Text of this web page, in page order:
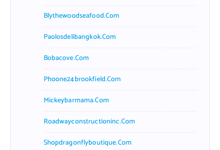
Blythewoodseafood.com
Paolosdelibangkok.com
Bobacove.com
Phoone24brookfield.com
Mickeybarmama.com
Roadwayconstructioninc.com
Shopdragonflyboutique.com